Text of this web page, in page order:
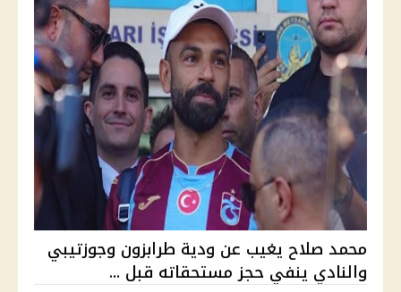
محمد صلاح يغيب عن ودية طرابزون وجوزتيبي
والنادي ينفي حجز مستحقاته قبل ...